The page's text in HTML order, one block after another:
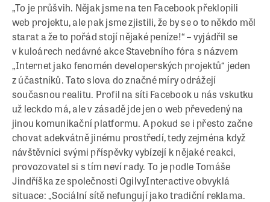
„To je průšvih. Nějak jsme na ten Facebook překlopili
web projektu, ale pak jsme zjistili, že by se o to někdo měl
starat a že to pořád stojí nějaké peníze!“ – vyjádřil se
v kuloárech nedávné akce Stavebního fóra s názvem
„Internet jako fenomén developerských projektů“ jeden
z účastníků. Tato slova do značné míry odrážejí
současnou realitu. Profil na síti Facebook u nás vskutku
už leckdo má, ale v zásadě jde jen o web převedený na
jinou komunikační platformu. A pokud se i přesto začne
chovat adekvátně jinému prostředí, tedy zejména když
návštěvníci svými příspěvky vybízejí k nějaké reakci,
provozovatel si s tím neví rady. To je podle Tomáše
Jindříška ze společnosti OgilvyInteractive obvyklá
situace: „Sociální sítě nefungují jako tradiční reklama.